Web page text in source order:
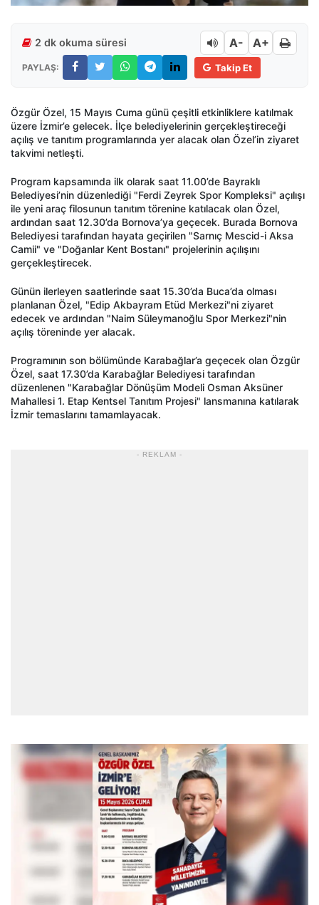
2 dk okuma süresi A- A+
PAYLAŞ: Takip Et
Özgür Özel, 15 Mayıs Cuma günü çeşitli etkinliklere katılmak
üzere İzmir’e gelecek. İlçe belediyelerinin gerçekleştireceği
açılış ve tanıtım programlarında yer alacak olan Özel’in ziyaret
takvimi netleşti.
Program kapsamında ilk olarak saat 11.00’de Bayraklı
Belediyesi’nin düzenlediği "Ferdi Zeyrek Spor Kompleksi" açılışı
ile yeni araç filosunun tanıtım törenine katılacak olan Özel,
ardından saat 12.30’da Bornova’ya geçecek. Burada Bornova
Belediyesi tarafından hayata geçirilen "Sarnıç Mescid-i Aksa
Camii" ve "Doğanlar Kent Bostanı" projelerinin açılışını
gerçekleştirecek.
Günün ilerleyen saatlerinde saat 15.30’da Buca’da olması
planlanan Özel, "Edip Akbayram Etüd Merkezi"ni ziyaret
edecek ve ardından "Naim Süleymanoğlu Spor Merkezi"nin
açılış töreninde yer alacak.
Programının son bölümünde Karabağlar’a geçecek olan Özgür
Özel, saat 17.30’da Karabağlar Belediyesi tarafından
düzenlenen "Karabağlar Dönüşüm Modeli Osman Aksüner
Mahallesi 1. Etap Kentsel Tanıtım Projesi" lansmanına katılarak
İzmir temaslarını tamamlayacak.
- REKLAM -